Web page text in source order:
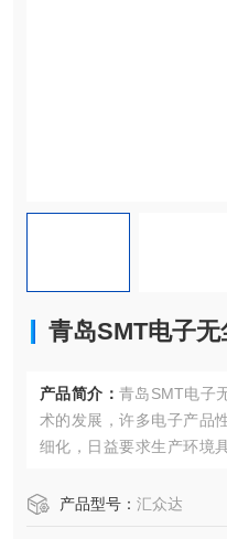
青岛SMT电子
产品简介： 青岛SMT电子
术的发展，许多电子产品
细化，日益要求生产环境
产品型号： 汇众达